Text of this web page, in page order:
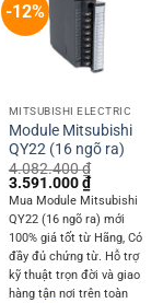
₫.
-12%
MITSUBISHI ELECTRIC
Module Mitsubishi
QY22 (16 ngõ ra)
4.082.400₫
Original
price
was:
4.082.400 ₫.
3.591.000₫Current
price
is:
3.591.000
Mua Module Mitsubishi
QY22 (16 ngõ ra) mới
100% giá tốt từ Hãng, Có
đầy đủ chứng từ. Hỗ trợ
kỹ thuật trọn đời và giao
hàng tận nơi trên toàn